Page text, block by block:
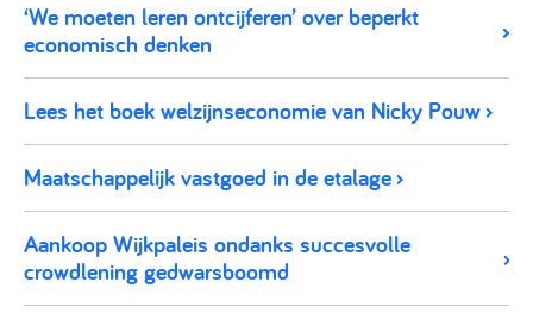
‘We moeten leren ontcijferen’ over beperkt
economisch denken
Lees het boek welzijnseconomie van Nicky Pouw
Maatschappelijk vastgoed in de etalage
Aankoop Wijkpaleis ondanks succesvolle
crowdlening gedwarsboomd